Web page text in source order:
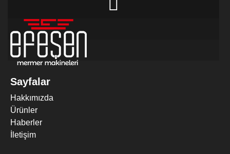
MERMER DIK EBATLAMA MAKINESI
Sayfalar
Hakkımızda
Ürünler
Haberler
İletişim